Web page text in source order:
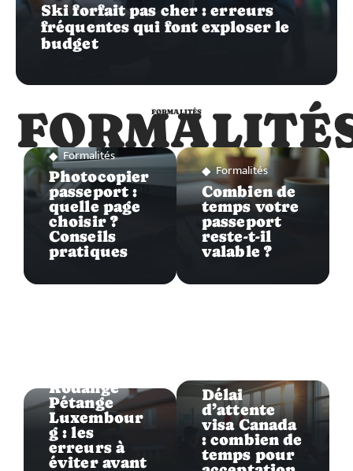
Ski forfait pas cher : erreurs
fréquentes qui font exploser le
budget
FORMALITÉS
Formalités
Photocopier
passeport :
quelle page
choisir ?
Conseils
pratiques
Rodange
Pétange
Luxembour
g : les
erreurs à
éviter avant
Formalités
Combien de
temps votre
passeport
reste-t-il
valable ?
Délai
d’attente
visa Canada
: combien de
temps pour